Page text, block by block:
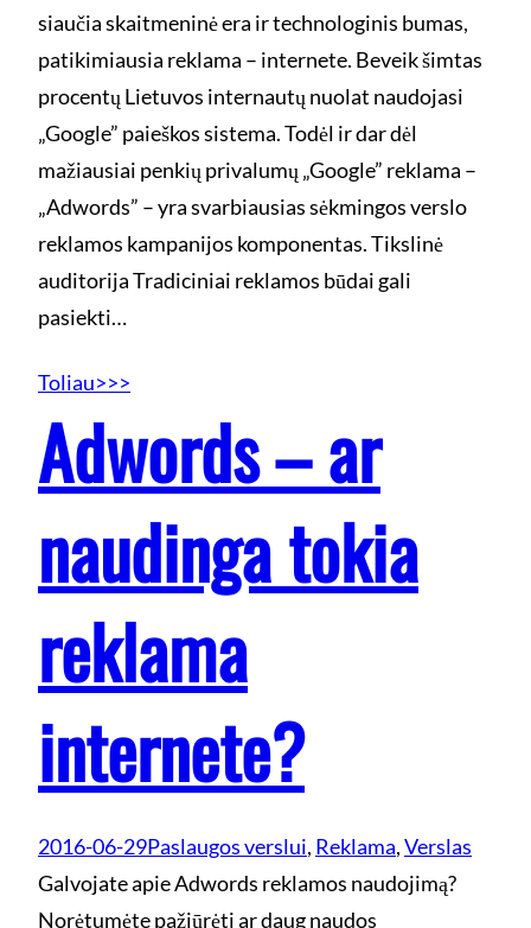
siaučia skaitmeninė era ir technologinis bumas,
patikimiausia reklama – internete. Beveik šimtas
procentų Lietuvos internautų nuolat naudojasi
„Google” paieškos sistema. Todėl ir dar dėl
mažiausiai penkių privalumų „Google” reklama –
„Adwords” – yra svarbiausias sėkmingos verslo
reklamos kampanijos komponentas. Tikslinė
auditorija Tradiciniai reklamos būdai gali
pasiekti…
Toliau>>>
Adwords – ar
naudinga tokia
reklama
internete?
2016-06-29Paslaugos verslui, Reklama, Verslas
Galvojate apie Adwords reklamos naudojimą?
Norėtumėte pažiūrėti ar daug naudos